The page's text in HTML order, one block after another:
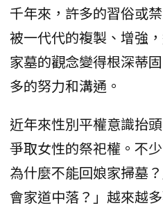
千年來，許多的習俗或
被一代代的複製、增強
家墓的觀念變得根深蒂
多的努力和溝通。
近年來性別平權意識抬
爭取女性的祭祀權。不
為什麼不能回娘家掃墓
會家道中落？」越來越